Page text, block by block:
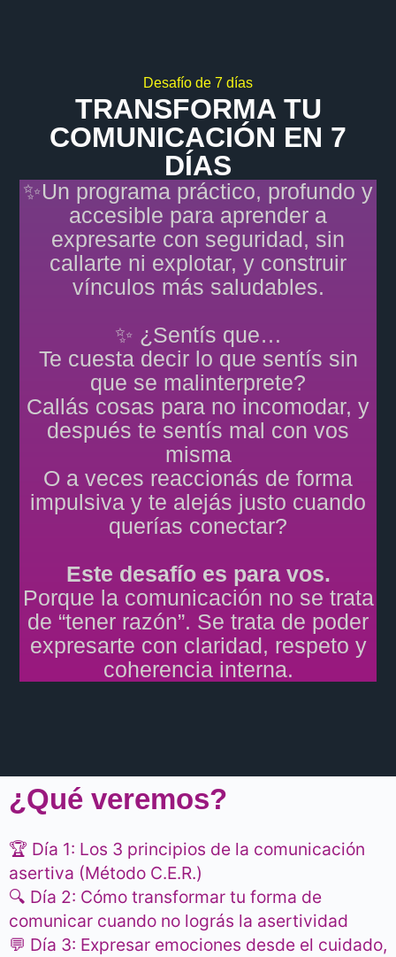
Desafío de 7 días
TRANSFORMA TU
COMUNICACIÓN EN 7
DÍAS
✨Un programa práctico, profundo y
accesible para aprender a
expresarte con seguridad, sin
callarte ni explotar, y construir
vínculos más saludables.
✨ ¿Sentís que…
Te cuesta decir lo que sentís sin
que se malinterprete?
Callás cosas para no incomodar, y
después te sentís mal con vos
misma
O a veces reaccionás de forma
impulsiva y te alejás justo cuando
querías conectar?
Este desafío es para vos.
Porque la comunicación no se trata
de “tener razón”. Se trata de poder
expresarte con claridad, respeto y
coherencia interna.
¿Qué veremos?
🏆 Día 1: Los 3 principios de la comunicación
asertiva (Método C.E.R.)
🔍 Día 2: Cómo transformar tu forma de
comunicar cuando no lográs la asertividad
💬 Día 3: Expresar emociones desde el cuidado,